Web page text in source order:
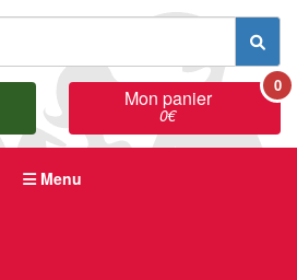
Mon panier
0€
0
Menu